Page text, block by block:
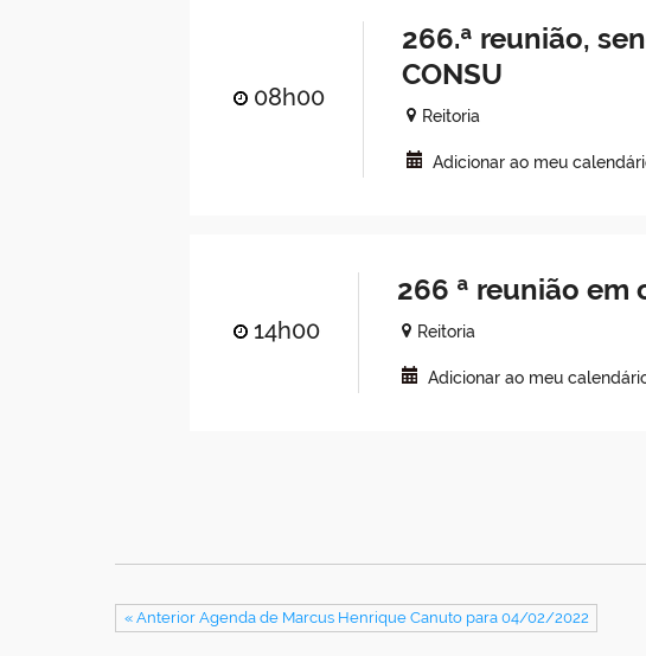
08h00
266.ª reunião,
CONSU
Reitoria
Adicionar ao meu
14h00
266 ª reunião em
Reitoria
Adicionar ao meu
« Anterior Agenda de Marcus Henrique Canuto para 04/02/2022